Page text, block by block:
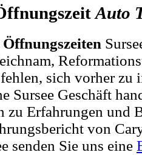
Auto
sich vorher zu
Sursee Geschäft
zu Erfahrungen und
von
senden Sie uns eine